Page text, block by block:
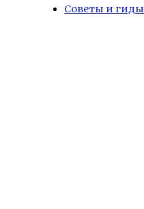
Советы и гиды